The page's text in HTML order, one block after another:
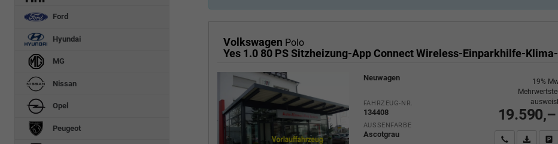
Volkswagen Polo
Neuwagen
FAHRZEUG-NR.
134408
AUSSENFARBE
Ascotgrau
19%
Wir rufen Sie an
PDF-
Ford
Hyundai
MG
Nissan
Opel
Peugeot